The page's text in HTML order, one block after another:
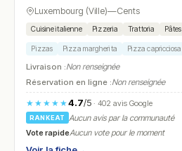
Luxembourg (Ville)—Cents
Cuisine italienne Pizzeria Trattoria Pâtes
Pizzas Pizza margherita Pizza capricciosa
Livraison :Non renseignée
Réservation en ligne :Non renseignée
★★★★★4.7/5· 402 avis Google
RANKEAT
Aucun avis par la communauté
Vote rapideAucun vote pour le moment